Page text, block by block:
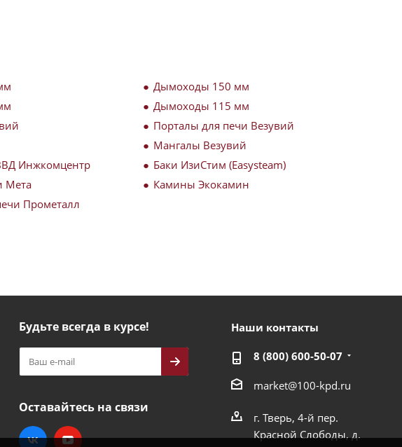
Дымоходы 150 мм
Дымоходы 115 мм
Порталы для печи Везувий
Мангалы Везувий
Инжкомцентр
Баки ИзиСтим (Easysteam)
Мета
Камины Экокамин
Прометалл
Будьте всегда в курсе!
Оставайтесь на связи
Наши контакты
8 (800) 600-50-07
market@100-kpd.ru
г. Тверь, 4-й пер.
Красной Слободы, д.